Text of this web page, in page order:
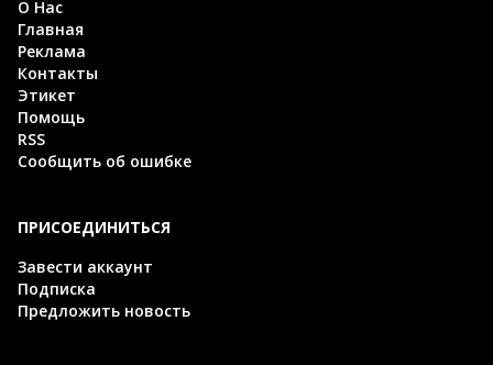
О Нас
Главная
Реклама
Контакты
Этикет
Помощь
RSS
Сообщить об ошибке
ПРИСОЕДИНИТЬСЯ
Завести аккаунт
Подписка
Предложить новость